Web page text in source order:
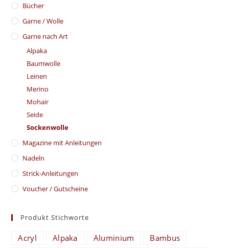
Bücher
Garne / Wolle
Garne nach Art
Alpaka
Baumwolle
Leinen
Merino
Mohair
Seide
Sockenwolle
Magazine mit Anleitungen
Nadeln
Strick-Anleitungen
Voucher / Gutscheine
Produkt Stichworte
Acryl Alpaka Aluminium
Bambus